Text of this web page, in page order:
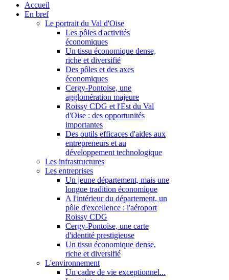
Accueil
En bref
Le portrait du Val d'Oise
Les pôles d'activités
économiques
Un tissu économique dense,
riche et diversifié
Des pôles et des axes
économiques
Cergy-Pontoise, une
agglomération majeure
Roissy CDG et l'Est du Val
d'Oise : des opportunités
importantes
Des outils efficaces d'aides aux
entrepreneurs et au
développement technologique
Les infrastructures
Les entreprises
Un jeune département, mais une
longue tradition économique
A l'intérieur du département, un
pôle d'excellence : l'aéroport
Roissy CDG
Cergy-Pontoise, une carte
d'identité prestigieuse
Un tissu économique dense,
riche et diversifié
L'environnement
Un cadre de vie exceptionnel...